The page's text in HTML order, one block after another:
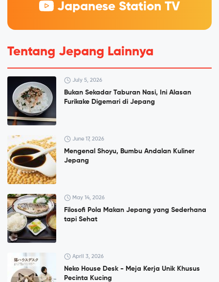
Japanese Station TV
Tentang Jepang Lainnya
July 5, 2026
Bukan Sekadar Taburan Nasi, Ini Alasan
Furikake Digemari di Jepang
June 17, 2026
Mengenal Shoyu, Bumbu Andalan Kuliner
Jepang
May 14, 2026
Filosofi Pola Makan Jepang yang Sederhana
tapi Sehat
April 3, 2026
Neko House Desk - Meja Kerja Unik Khusus
Pecinta Kucing